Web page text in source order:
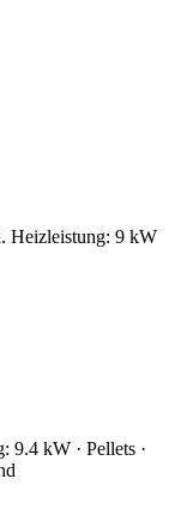
Heizleistung: 9 kW
9.4 kW · Pellets ·